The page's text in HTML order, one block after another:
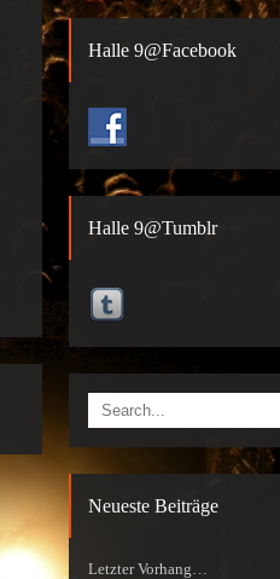
Halle 9@Facebook
Halle 9@Tumblr
Neueste Beiträge
Letzter Vorhang…